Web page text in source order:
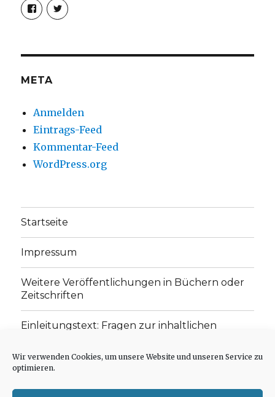
Wir verwenden Cookies, um unsere Website und unseren Service zu
optimieren.
Profil
von
christoph.fleischer1
anzeigen
Profil
von
anzeigen
META
Anmelden
Eintrags-Feed
Kommentar-Feed
WordPress.org
Startseite
Impressum
Weitere Veröffentlichungen in Büchern oder
Zeitschriften
Einleitungstext: Fragen zur inhaltlichen
„schwachen Glaubens“